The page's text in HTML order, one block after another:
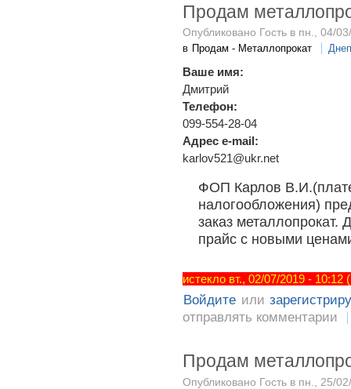
Продам
Опубликовано Гость в пн., 04/
в Продам - Металлопрокат
Ваше имя:
Дмитрий
Телефон:
099-554-28-04
Адрес e-mail:
karlov521@ukr.net
ФОП Карлов
налогообложения)
заказ
прайс с новыми
истекло вт., 02/07/2019 -
Войдите или
отправлять комментарии
Продам
Опубликовано Гость в пн., 25/